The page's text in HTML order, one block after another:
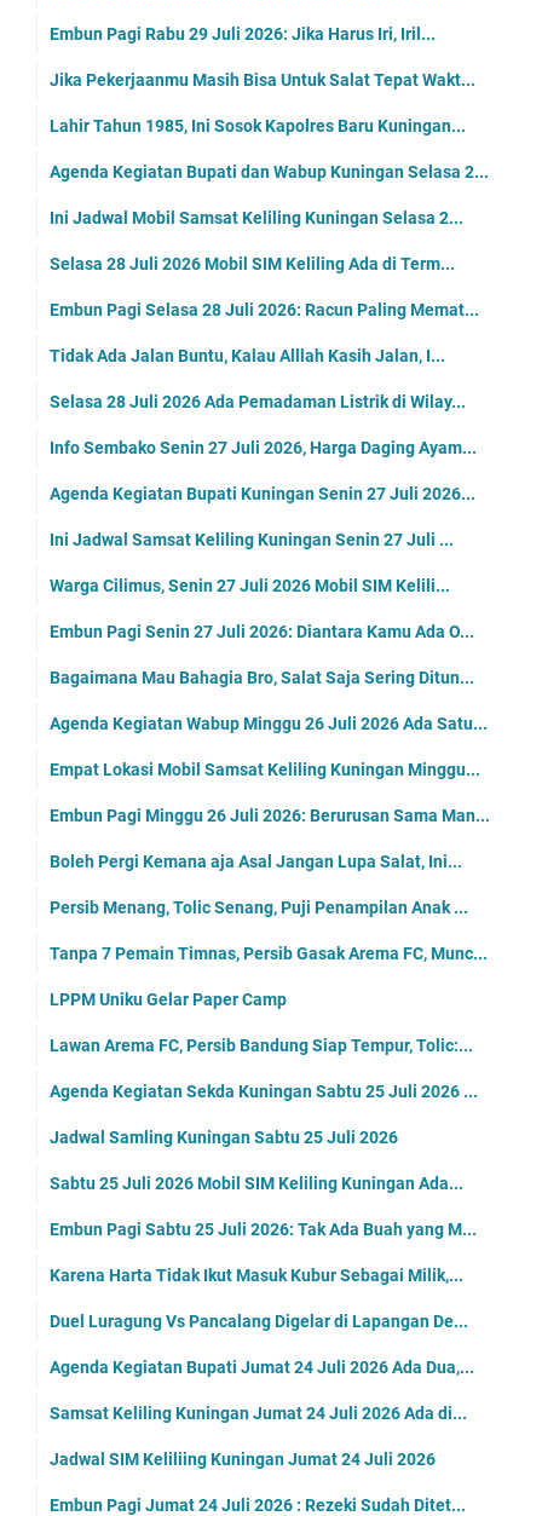
Embun Pagi Rabu 29 Juli 2026: Jika Harus Iri, Iril...
Jika Pekerjaanmu Masih Bisa Untuk Salat Tepat Wakt...
Lahir Tahun 1985, Ini Sosok Kapolres Baru Kuningan...
Agenda Kegiatan Bupati dan Wabup Kuningan Selasa 2...
Ini Jadwal Mobil Samsat Keliling Kuningan Selasa 2...
Selasa 28 Juli 2026 Mobil SIM Keliling Ada di Term...
Embun Pagi Selasa 28 Juli 2026: Racun Paling Memat...
Tidak Ada Jalan Buntu, Kalau Alllah Kasih Jalan, I...
Selasa 28 Juli 2026 Ada Pemadaman Listrik di Wilay...
Info Sembako Senin 27 Juli 2026, Harga Daging Ayam...
Agenda Kegiatan Bupati Kuningan Senin 27 Juli 2026...
Ini Jadwal Samsat Keliling Kuningan Senin 27 Juli ...
Warga Cilimus, Senin 27 Juli 2026 Mobil SIM Kelili...
Embun Pagi Senin 27 Juli 2026: Diantara Kamu Ada O...
Bagaimana Mau Bahagia Bro, Salat Saja Sering Ditun...
Agenda Kegiatan Wabup Minggu 26 Juli 2026 Ada Satu...
Empat Lokasi Mobil Samsat Keliling Kuningan Minggu...
Embun Pagi Minggu 26 Juli 2026: Berurusan Sama Man...
Boleh Pergi Kemana aja Asal Jangan Lupa Salat, Ini...
Persib Menang, Tolic Senang, Puji Penampilan Anak ...
Tanpa 7 Pemain Timnas, Persib Gasak Arema FC, Munc...
LPPM Uniku Gelar Paper Camp
Lawan Arema FC, Persib Bandung Siap Tempur, Tolic:...
Agenda Kegiatan Sekda Kuningan Sabtu 25 Juli 2026 ...
Jadwal Samling Kuningan Sabtu 25 Juli 2026
Sabtu 25 Juli 2026 Mobil SIM Keliling Kuningan Ada...
Embun Pagi Sabtu 25 Juli 2026: Tak Ada Buah yang M...
Karena Harta Tidak Ikut Masuk Kubur Sebagai Milik,...
Duel Luragung Vs Pancalang Digelar di Lapangan De...
Agenda Kegiatan Bupati Jumat 24 Juli 2026 Ada Dua,...
Samsat Keliling Kuningan Jumat 24 Juli 2026 Ada di...
Jadwal SIM Keliliing Kuningan Jumat 24 Juli 2026
Embun Pagi Jumat 24 Juli 2026 : Rezeki Sudah Ditet...